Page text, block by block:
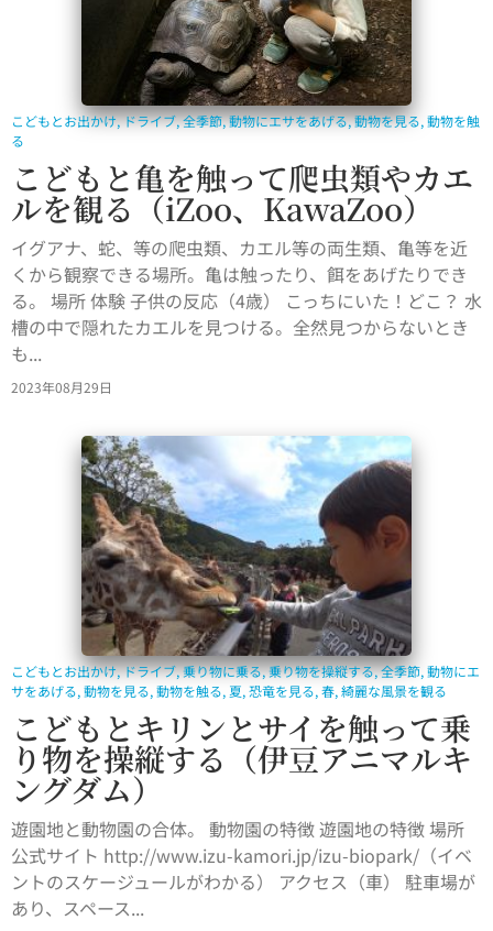
こどもとお出かけ,ドライブ,全季節,動物にエサをあげる,動物を見る,動物を触
る
こどもと亀を触って爬虫類やカエ
ルを観る（iZoo、KawaZoo）
イグアナ、蛇、等の爬虫類、カエル等の両生類、亀等を近
くから観察できる場所。亀は触ったり、餌をあげたりでき
る。 場所 体験 子供の反応（4歳） こっちにいた！どこ？ 水
槽の中で隠れたカエルを見つける。全然見つからないとき
も...
2023年08月29日
こどもとお出かけ,ドライブ,乗り物に乗る,乗り物を操縦する,全季節,動物にエ
サをあげる,動物を見る,動物を触る,夏,恐竜を見る,春,綺麗な風景を観る
こどもとキリンとサイを触って乗
り物を操縦する（伊豆アニマルキ
ングダム）
遊園地と動物園の合体。 動物園の特徴 遊園地の特徴 場所
公式サイト http://www.izu-kamori.jp/izu-biopark/（イベ
ントのスケージュールがわかる） アクセス（車） 駐車場が
あり、スペース...